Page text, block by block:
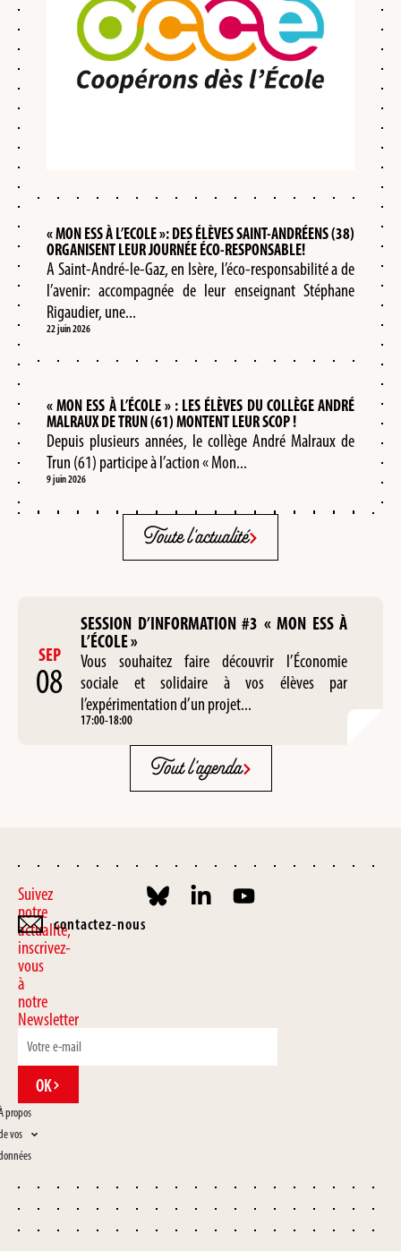
« MON ESS À L’ECOLE »: DES ÉLÈVES SAINT-ANDRÉENS (38)
ORGANISENT LEUR JOURNÉE ÉCO-RESPONSABLE!
A Saint-André-le-Gaz, en Isère, l’éco-responsabilité a de
l’avenir: accompagnée de leur enseignant Stéphane
Rigaudier, une...
22 juin 2026
« MON ESS À L’ÉCOLE » : LES ÉLÈVES DU COLLÈGE ANDRÉ
MALRAUX DE TRUN (61) MONTENT LEUR SCOP !
Depuis plusieurs années, le collège André Malraux de
Trun (61) participe à l’action « Mon...
9 juin 2026
Toute l'actualité
SEP
08
SESSION D’INFORMATION #3 « MON ESS À
L’ÉCOLE »
Vous souhaitez faire découvrir l’Économie
sociale et solidaire à vos élèves par
l’expérimentation d’un projet...
17:00-18:00
Tout l'agenda
Suivez
notre
actualité,
inscrivez-
vous
à
notre
Newsletter
OK
propos
vos
contactez-nous